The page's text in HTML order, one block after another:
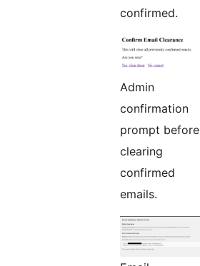
confirmed.
Admin
confirmation
prompt before
clearing
confirmed
emails.